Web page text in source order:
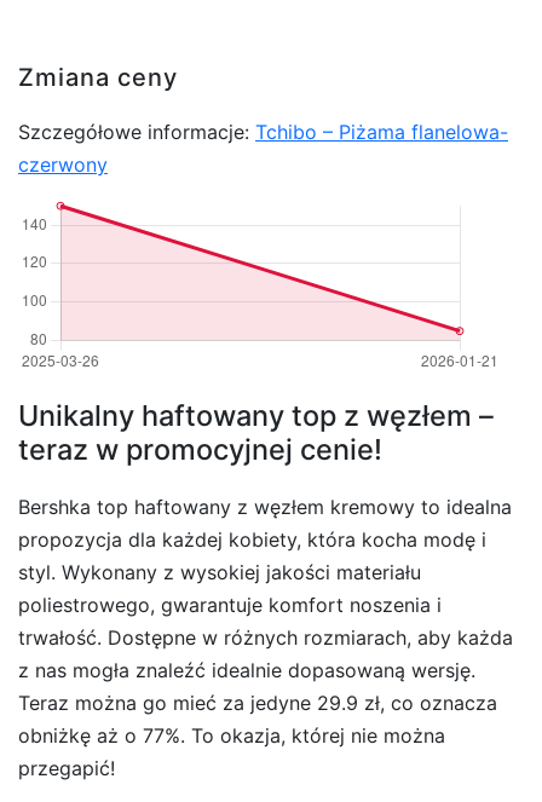
Zmiana ceny
Szczegółowe informacje: Tchibo – Piżama flanelowa-
czerwony
Unikalny haftowany top z węzłem –
teraz w promocyjnej cenie!
Bershka top haftowany z węzłem kremowy to idealna
propozycja dla każdej kobiety, która kocha modę i
styl. Wykonany z wysokiej jakości materiału
poliestrowego, gwarantuje komfort noszenia i
trwałość. Dostępne w różnych rozmiarach, aby każda
z nas mogła znaleźć idealnie dopasowaną wersję.
Teraz można go mieć za jedyne 29.9 zł, co oznacza
obniżkę aż o 77%. To okazja, której nie można
przegapić!